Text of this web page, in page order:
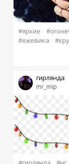
#яркие
#ежевика
mr_mip
гирлянда